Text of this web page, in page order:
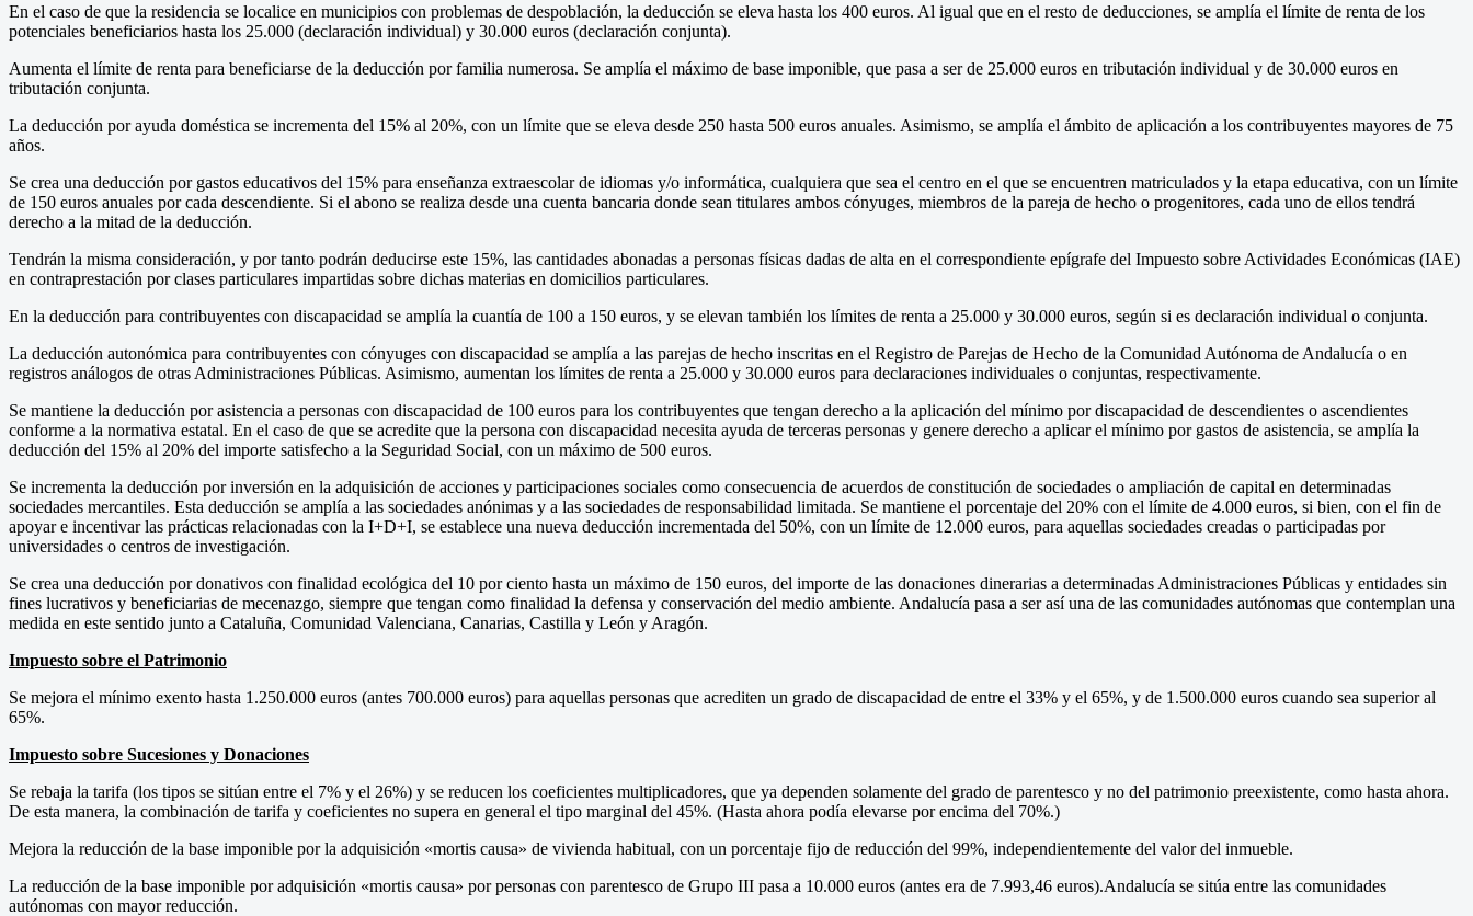
En el caso de que la residencia se localice en municipios con problemas de despoblación, la deducción se eleva hasta los 400 euros. Al igual que en el resto de deducciones, se amplía el límite de renta de los
potenciales beneficiarios hasta los 25.000 (declaración individual) y 30.000 euros (declaración conjunta).
Aumenta el límite de renta para beneficiarse de la deducción por familia numerosa. Se amplía el máximo de base imponible, que pasa a ser de 25.000 euros en tributación individual y de 30.000 euros en
tributación conjunta.
La deducción por ayuda doméstica se incrementa del 15% al 20%, con un límite que se eleva desde 250 hasta 500 euros anuales. Asimismo, se amplía el ámbito de aplicación a los contribuyentes mayores de 75
años.
Se crea una deducción por gastos educativos del 15% para enseñanza extraescolar de idiomas y/o informática, cualquiera que sea el centro en el que se encuentren matriculados y la etapa educativa, con un límite
de 150 euros anuales por cada descendiente. Si el abono se realiza desde una cuenta bancaria donde sean titulares ambos cónyuges, miembros de la pareja de hecho o progenitores, cada uno de ellos tendrá
derecho a la mitad de la deducción.
Tendrán la misma consideración, y por tanto podrán deducirse este 15%, las cantidades abonadas a personas físicas dadas de alta en el correspondiente epígrafe del Impuesto sobre Actividades Económicas (IAE)
en contraprestación por clases particulares impartidas sobre dichas materias en domicilios particulares.
En la deducción para contribuyentes con discapacidad se amplía la cuantía de 100 a 150 euros, y se elevan también los límites de renta a 25.000 y 30.000 euros, según si es declaración individual o conjunta.
La deducción autonómica para contribuyentes con cónyuges con discapacidad se amplía a las parejas de hecho inscritas en el Registro de Parejas de Hecho de la Comunidad Autónoma de Andalucía o en
registros análogos de otras Administraciones Públicas. Asimismo, aumentan los límites de renta a 25.000 y 30.000 euros para declaraciones individuales o conjuntas, respectivamente.
Se mantiene la deducción por asistencia a personas con discapacidad de 100 euros para los contribuyentes que tengan derecho a la aplicación del mínimo por discapacidad de descendientes o ascendientes
conforme a la normativa estatal. En el caso de que se acredite que la persona con discapacidad necesita ayuda de terceras personas y genere derecho a aplicar el mínimo por gastos de asistencia, se amplía la
deducción del 15% al 20% del importe satisfecho a la Seguridad Social, con un máximo de 500 euros.
Se incrementa la deducción por inversión en la adquisición de acciones y participaciones sociales como consecuencia de acuerdos de constitución de sociedades o ampliación de capital en determinadas
sociedades mercantiles. Esta deducción se amplía a las sociedades anónimas y a las sociedades de responsabilidad limitada. Se mantiene el porcentaje del 20% con el límite de 4.000 euros, si bien, con el fin de
apoyar e incentivar las prácticas relacionadas con la I+D+I, se establece una nueva deducción incrementada del 50%, con un límite de 12.000 euros, para aquellas sociedades creadas o participadas por
universidades o centros de investigación.
Se crea una deducción por donativos con finalidad ecológica del 10 por ciento hasta un máximo de 150 euros, del importe de las donaciones dinerarias a determinadas Administraciones Públicas y entidades sin
fines lucrativos y beneficiarias de mecenazgo, siempre que tengan como finalidad la defensa y conservación del medio ambiente. Andalucía pasa a ser así una de las comunidades autónomas que contemplan una
medida en este sentido junto a Cataluña, Comunidad Valenciana, Canarias, Castilla y León y Aragón.
Impuesto sobre el Patrimonio
Se mejora el mínimo exento hasta 1.250.000 euros (antes 700.000 euros) para aquellas personas que acrediten un grado de discapacidad de entre el 33% y el 65%, y de 1.500.000 euros cuando sea superior al
65%.
Impuesto sobre Sucesiones y Donaciones
Se rebaja la tarifa (los tipos se sitúan entre el 7% y el 26%) y se reducen los coeficientes multiplicadores, que ya dependen solamente del grado de parentesco y no del patrimonio preexistente, como hasta ahora.
De esta manera, la combinación de tarifa y coeficientes no supera en general el tipo marginal del 45%. (Hasta ahora podía elevarse por encima del 70%.)
Mejora la reducción de la base imponible por la adquisición «mortis causa» de vivienda habitual, con un porcentaje fijo de reducción del 99%, independientemente del valor del inmueble.
La reducción de la base imponible por adquisición «mortis causa» por personas con parentesco de Grupo III pasa a 10.000 euros (antes era de 7.993,46 euros).Andalucía se sitúa entre las comunidades
autónomas con mayor reducción.